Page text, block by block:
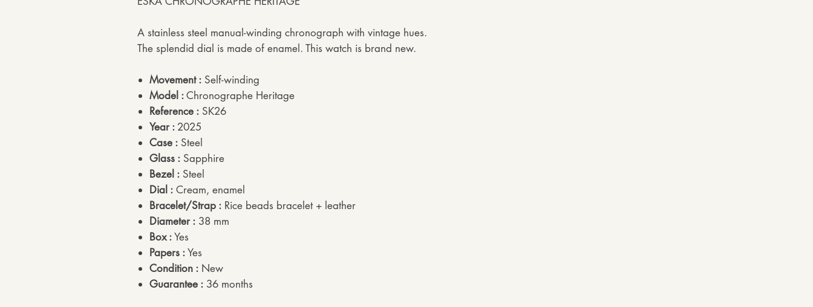
A stainless steel manual-winding chronograph with vintage hues.
The splendid dial is made of enamel. This watch is brand new.
Movement : Self-winding
Model :Chronographe Heritage
Reference : SK26
Year : 2025
Case : Steel
Glass : Sapphire
Bezel : Steel
Dial : Cream, enamel
Bracelet/Strap : Rice beads bracelet + leather
Diameter : 38 mm
Box :Yes
Papers :Yes
Condition : New
Guarantee : 36 months